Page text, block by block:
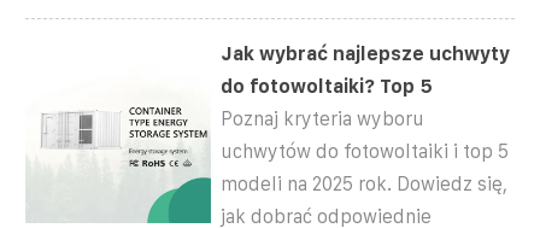
Jak wybrać najlepsze uchwyty
do fotowoltaiki? Top 5
Poznaj kryteria wyboru
uchwytów do fotowoltaiki i top 5
modeli na 2025 rok. Dowiedz się,
jak dobrać odpowiednie